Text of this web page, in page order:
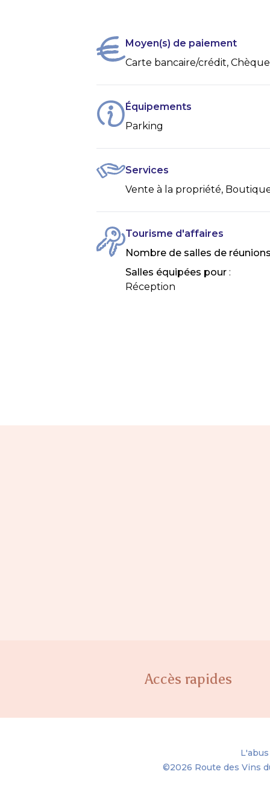
Moyen(s) de paiement
Carte bancaire/crédit, Chèque
Équipements
Parking
Services
Vente à la propriété,
Tourisme d'affaires
Nombre de salles de
Salles équipées pour :
Réception
Accès rapides
©2026 Route des Vins